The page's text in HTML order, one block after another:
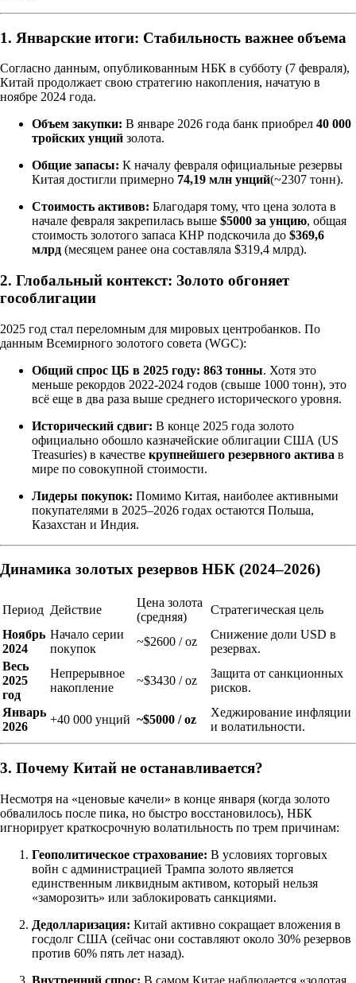
1. Январские итоги: Стабильность важнее объема
Согласно данным, опубликованным НБК в субботу (7 февраля),
Китай продолжает свою стратегию накопления, начатую в
ноябре 2024 года.
Объем закупки: В январе 2026 года банк приобрел 40 000
тройских унций золота.
Общие запасы: К началу февраля официальные резервы
Китая достигли примерно 74,19 млн унций(~2307 тонн).
Стоимость активов: Благодаря тому, что цена золота в
начале февраля закрепилась выше $5000 за унцию, общая
стоимость золотого запаса КНР подскочила до $369,6
млрд (месяцем ранее она составляла $319,4 млрд).
2. Глобальный контекст: Золото обгоняет
гособлигации
2025 год стал переломным для мировых центробанков. По
данным Всемирного золотого совета (WGC):
Общий спрос ЦБ в 2025 году: 863 тонны. Хотя это
меньше рекордов 2022-2024 годов (свыше 1000 тонн), это
всё еще в два раза выше среднего исторического уровня.
Исторический сдвиг: В конце 2025 года золото
официально обошло казначейские облигации США (US
Treasuries) в качестве крупнейшего резервного актива в
мире по совокупной стоимости.
Лидеры покупок: Помимо Китая, наиболее активными
покупателями в 2025–2026 годах остаются Польша,
Казахстан и Индия.
Динамика золотых резервов НБК (2024–2026)
Период Действие
Цена золота
(средняя)
Стратегическая цель
Ноябрь
2024
Начало серии
покупок
~$2600 / oz
Снижение доли USD в
резервах.
Весь
2025
год
Непрерывное
накопление
~$3430 / oz
Защита от санкционных
рисков.
Январь
2026
+40 000 унций ~$5000 / oz
Хеджирование инфляции
и волатильности.
3. Почему Китай не останавливается?
Несмотря на «ценовые качели» в конце января (когда золото
обвалилось после пика, но быстро восстановилось), НБК
игнорирует краткосрочную волатильность по трем причинам:
Геополитическое страхование: В условиях торговых
войн с администрацией Трампа золото является
единственным ликвидным активом, который нельзя
«заморозить» или заблокировать санкциями.
Дедолларизация: Китай активно сокращает вложения в
госдолг США (сейчас они составляют около 30% резервов
против 60% пять лет назад).
Внутренний спрос: В самом Китае наблюдается «золотая